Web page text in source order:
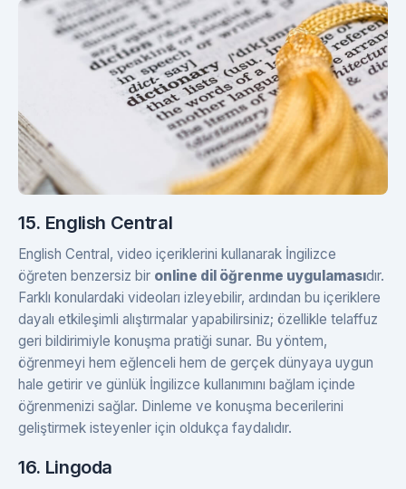
15. English Central
English Central, video içeriklerini kullanarak İngilizce
öğreten benzersiz bir online dil öğrenme uygulamasıdır.
Farklı konulardaki videoları izleyebilir, ardından bu içeriklere
dayalı etkileşimli alıştırmalar yapabilirsiniz; özellikle telaffuz
geri bildirimiyle konuşma pratiği sunar. Bu yöntem,
öğrenmeyi hem eğlenceli hem de gerçek dünyaya uygun
hale getirir ve günlük İngilizce kullanımını bağlam içinde
öğrenmenizi sağlar. Dinleme ve konuşma becerilerini
geliştirmek isteyenler için oldukça faydalıdır.
16. Lingoda